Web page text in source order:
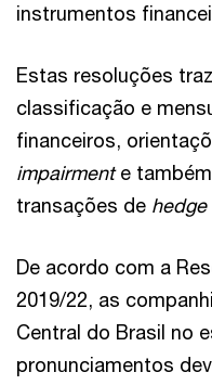
instrumentos
Estas resoluções
classificação e
financeiros,
impairmente
transações de
De acordo com a
2019/22, as
Central do Brasil no
pronunciamentos